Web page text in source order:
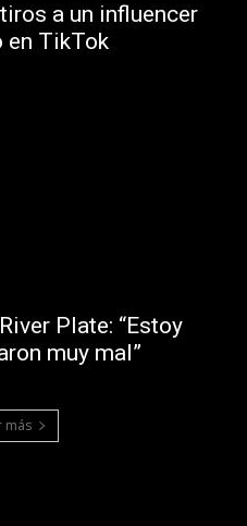
a un influencer
en TikTok
Plate: “Estoy
muy mal”
más